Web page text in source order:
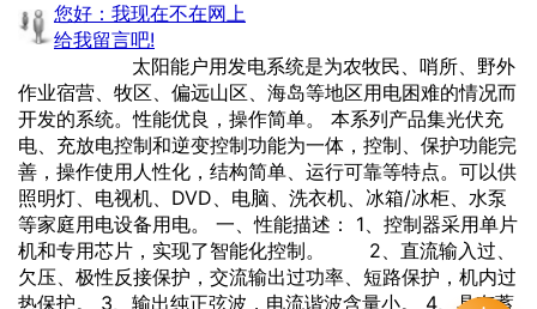
您好：我现在不在网上
给我留言吧!
太阳能户用发电系统是为农牧民、哨所、野外
作业宿营、牧区、偏远山区、海岛等地区用电困难的情况而
开发的系统。性能优良，操作简单。 本系列产品集光伏充
电、充放电控制和逆变控制功能为一体，控制、保护功能完
善，操作使用人性化，结构简单、运行可靠等特点。可以供
照明灯、电视机、DVD、电脑、洗衣机、冰箱/冰柜、水泵
等家庭用电设备用电。 一、性能描述： 1、控制器采用单片
机和专用芯片，实现了智能化控制。 2、直流输入过、
欠压、极性反接保护，交流输出过功率、短路保护，机内过
热保护。 3、输出纯正弦波，电流谐波含量小。 4、具有蓄